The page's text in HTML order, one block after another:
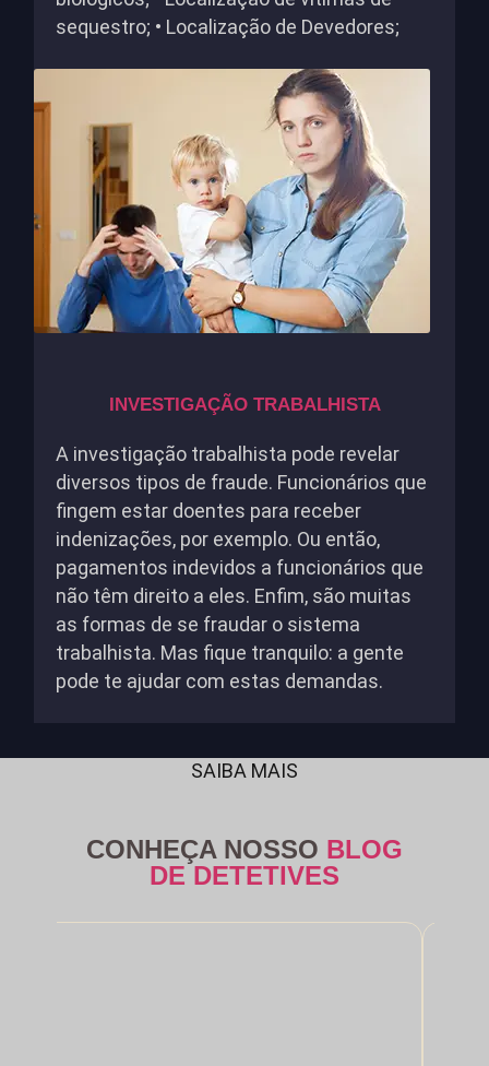
sequestro; • Localização de Devedores;
INVESTIGAÇÃO TRABALHISTA
A investigação trabalhista pode revelar
diversos tipos de fraude. Funcionários que
fingem estar doentes para receber
indenizações, por exemplo. Ou então,
pagamentos indevidos a funcionários que
não têm direito a eles. Enfim, são muitas
as formas de se fraudar o sistema
trabalhista. Mas fique tranquilo: a gente
pode te ajudar com estas demandas.
SAIBA MAIS
CONHEÇA NOSSO BLOG
DE DETETIVES